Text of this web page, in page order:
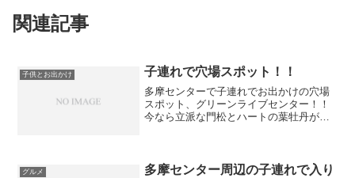
関連記事
子供とお出かけ 子連れで穴場スポット！！
多摩センターで子連れでお出かけの穴場
スポット、グリーンライブセンター！！
今なら立派な門松とハートの葉牡丹がお
なかなかいい感じ...
グルメ
多摩センター周辺の子連れで入り